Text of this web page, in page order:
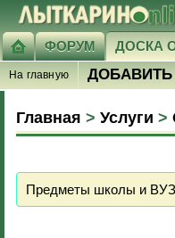
ФОРУМ ДОСКА
На главную
Главная > Услуги >
Предметы школы и